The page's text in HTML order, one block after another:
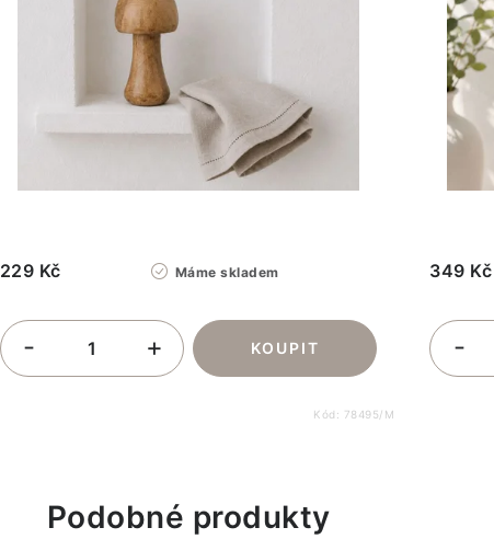
Máme skladem
229 Kč
Kód: 78495/M
349 Kč
Podobné produkty